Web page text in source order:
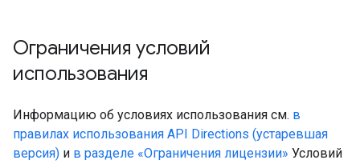
Ограничения условий
использования
Информацию об условиях использования см. в
правилах использования API Directions (устаревшая
версия) и в разделе «Ограничения лицензии» Условий